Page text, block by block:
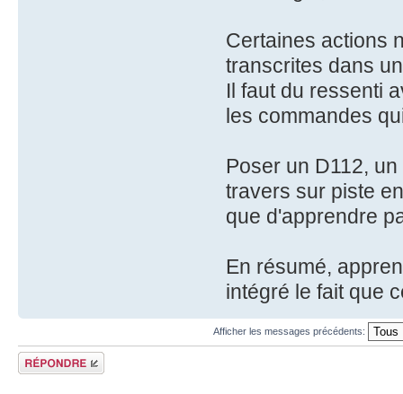
Certaines actions
transcrites dans
Il faut du ressenti
les commandes
Poser un D112,
travers sur piste
que d'apprendre
En résumé,
intégré le fait que
Afficher les messages précédents:
Répondre